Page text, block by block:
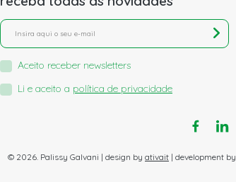
Aceito receber newsletters
Li e aceito a política de privacidade
© 2026. Palissy Galvani | design by ativait | development by